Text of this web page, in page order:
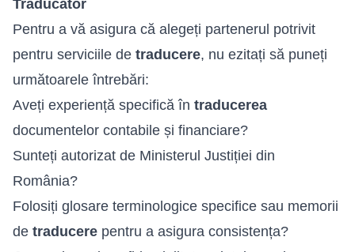
Traducător
Pentru a vă asigura că alegeți partenerul potrivit
pentru serviciile de traducere, nu ezitați să puneți
următoarele întrebări:
Aveți experiență specifică în traducerea
documentelor contabile și financiare?
Sunteți autorizat de Ministerul Justiției din
România?
Folosiți glosare terminologice specifice sau memorii
de traducere pentru a asigura consistența?